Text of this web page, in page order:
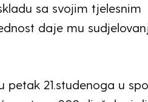
sa svojim tjelesnim
daje mu
petak 21.studenoga u